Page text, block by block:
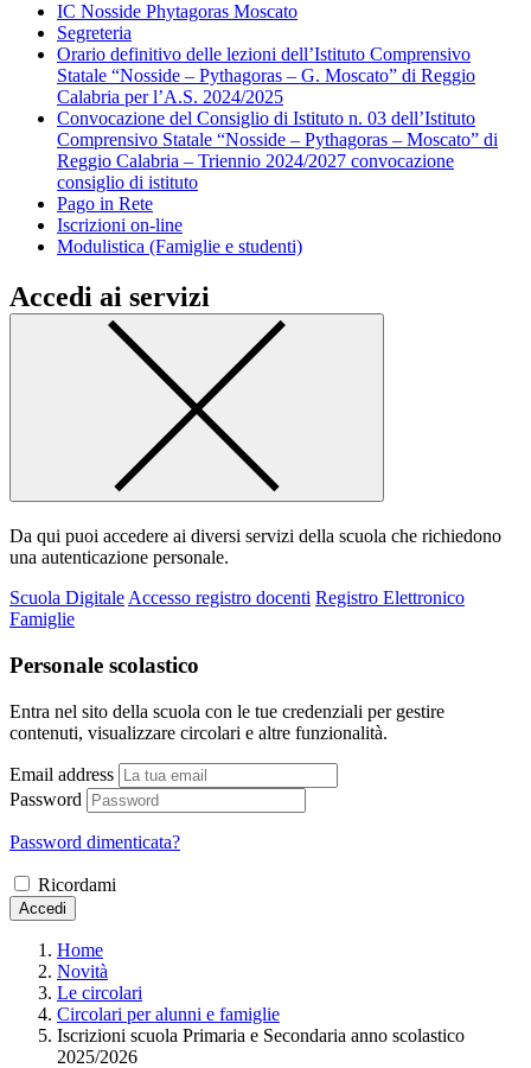
IC Nosside Phytagoras Moscato
Segreteria
Orario definitivo delle lezioni dell’Istituto Comprensivo
Statale “Nosside – Pythagoras – G. Moscato” di Reggio
Calabria per l’A.S. 2024/2025
Convocazione del Consiglio di Istituto n. 03 dell’Istituto
Comprensivo Statale “Nosside – Pythagoras – Moscato” di
Reggio Calabria – Triennio 2024/2027 convocazione
consiglio di istituto
Pago in Rete
Iscrizioni on-line
Modulistica (Famiglie e studenti)
Accedi ai servizi
Da qui puoi accedere ai diversi servizi della scuola che richiedono
una autenticazione personale.
Scuola Digitale Accesso registro docenti Registro Elettronico
Famiglie
Personale scolastico
Entra nel sito della scuola con le tue credenziali per gestire
contenuti, visualizzare circolari e altre funzionalità.
Email address
Password
Password dimenticata?
Ricordami
Accedi
Home
Novità
Le circolari
Circolari per alunni e famiglie
Iscrizioni scuola Primaria e Secondaria anno scolastico
2025/2026